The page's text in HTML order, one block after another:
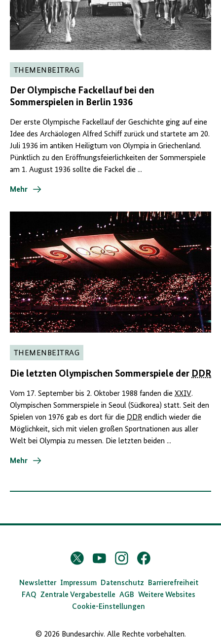
THEMENBEITRAG
Der Olympische Fackellauf bei den
Sommerspielen in Berlin 1936
Der erste Olympische Fackellauf der Geschichte ging auf eine
Idee des Archäologen Alfred Schiff zurück und startete am 20.
Juli 1936 im antiken Heiligtum von Olympia in Griechenland.
Pünktlich zu den Eröffnungsfeierlichkeiten der Sommerspiele
am 1. August 1936 sollte die Fackel die ...
Mehr
THEMENBEITRAG
Die letzten Olympischen Sommerspiele der DDR
Vom 17. September bis 2. Oktober 1988 fanden die XXIV.
Olympischen Sommerspiele in Seoul (Südkorea) statt. Seit den
Spielen von 1976 gab es dort für die DDR endlich wieder die
Möglichkeit, sich mit vielen großen Sportnationen aus aller
Welt bei Olympia zu messen. Die letzten beiden ...
Mehr
D
s
B
Twitter
X
YouTubeInstagramFacebook
Newsletter Impressum Datenschutz
Barrierefreiheit
FAQ Zentrale Vergabestelle AGB Weitere Websites
Cookie-Einstellungen
© 2026 Bundesarchiv. Alle Rechte vorbehalten.